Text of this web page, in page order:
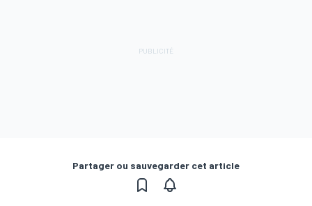
Partager ou sauvegarder cet article